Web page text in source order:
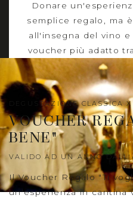
Donare
semplice regalo, ma
all'insegna del vino
voucher più adatto
DEGUSTAZIONE CLASSICA
VOUCHER
BENE"
VALIDO AD UN ANNO
Il Voucher Regalo "Ti
un'esperienza in cantina